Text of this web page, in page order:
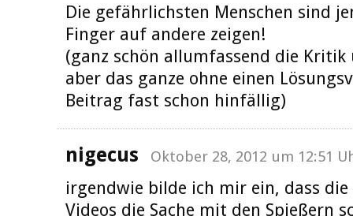
Die gefährlichsten Menschen sind
Finger auf andere zeigen!
(ganz schön allumfassend die Kritik
aber das ganze ohne einen
Beitrag fast schon hinfällig)
nigecus Oktober 28, 2012 um 12:51
irgendwie bilde ich mir ein, dass
Videos die Sache mit den Spießern